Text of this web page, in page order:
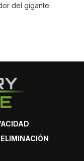
del gigante